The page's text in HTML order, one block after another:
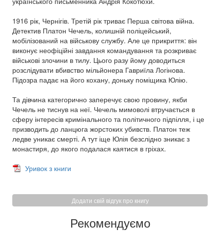
1916 рік, Чернігів. Третій рік триває Перша світова війна.
Детектив Платон Чечель, колишній поліцейський,
мобілізований на військову службу. Але це прикриття: він
виконує неофіційні завдання командування та розкриває
військові злочини в тилу. Цього разу йому доводиться
розслідувати вбивство мільйонера Гавриїла Логінова.
Підозра падає на його кохану, доньку поміщика Юлію.
Та дівчина категорично заперечує свою провину, якби
Чечель не тиснув на неї. Чечель мимоволі втручається в
сферу інтересів кримінального та політичного підпілля, і це
призводить до ланцюга жорстоких убивств. Платон теж
ледве уникає смерті. А тут іще Юлія безслідно зникає з
монастиря, до якого подалася каятися в гріхах.
Уривок з книги
Додати свій відгук про книгу
Рекомендуємо